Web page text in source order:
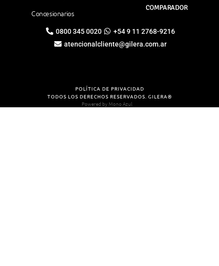
Concesionarios
COMPARADOR
0800 345 0020
+54 9 11 2768-9216
atencionalcliente@gilera.com.ar
POLÍTICA DE PRIVACIDAD
TODOS LOS DERECHOS RESERVADOS. GILERA®
Powered by Mono Azul